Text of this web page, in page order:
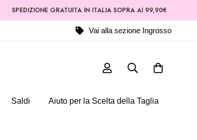
SPEDIZIONE GRATUITA IN ITALIA SOPRA AI 99,90€
Vai alla sezione Ingrosso
Saldi Aiuto per la Scelta della Taglia